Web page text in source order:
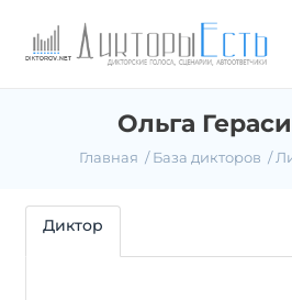
Ольга
Главная База дикторов
Диктор